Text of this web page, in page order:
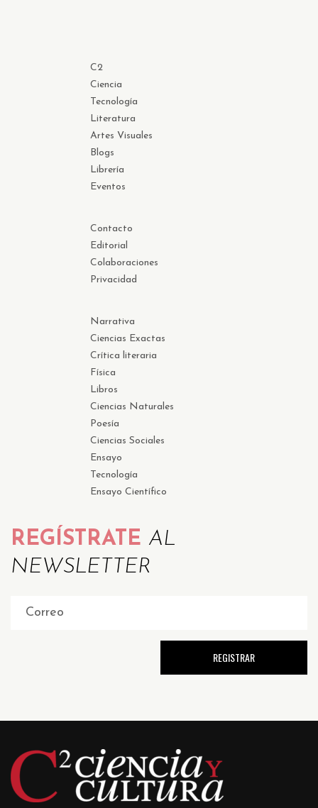
C2
Ciencia
Tecnología
Literatura
Artes Visuales
Blogs
Librería
Eventos
Contacto
Editorial
Colaboraciones
Privacidad
Narrativa
Ciencias Exactas
Crítica literaria
Física
Libros
Ciencias Naturales
Poesía
Ciencias Sociales
Ensayo
Tecnología
Ensayo Científico
REGÍSTRATE AL
NEWSLETTER